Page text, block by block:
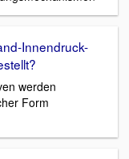
Innendruck-
werden
Form